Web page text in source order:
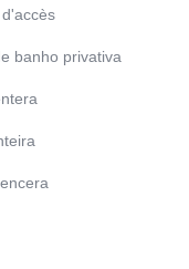
banho privativa